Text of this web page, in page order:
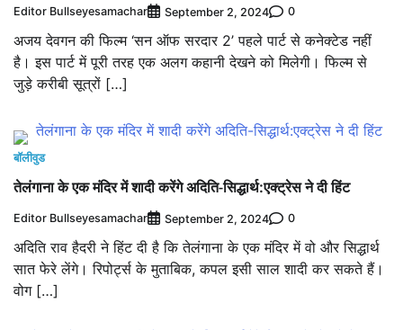
Editor Bullseyesamachar September 2, 2024 0
अजय देवगन की फिल्म ‘सन ऑफ सरदार 2’ पहले पार्ट से कनेक्टेड नहीं
है। इस पार्ट में पूरी तरह एक अलग कहानी देखने को मिलेगी। फिल्म से
जुड़े करीबी सूत्रों […]
बॉलीवुड
तेलंगाना के एक मंदिर में शादी करेंगे अदिति-सिद्धार्थ:एक्ट्रेस ने दी हिंट
Editor Bullseyesamachar September 2, 2024 0
अदिति राव हैदरी ने हिंट दी है कि तेलंगाना के एक मंदिर में वो और सिद्धार्थ
सात फेरे लेंगे। रिपोर्ट्स के मुताबिक, कपल इसी साल शादी कर सकते हैं।
वोग […]